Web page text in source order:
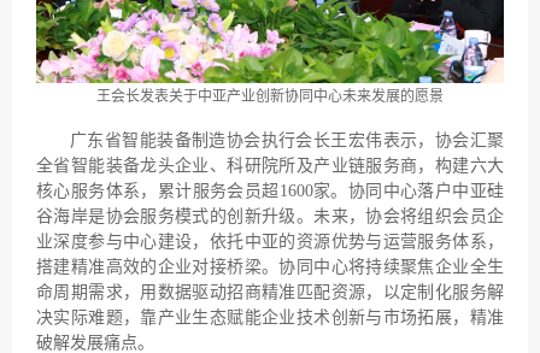
王会长发表关于中亚产业创新协同中心未来发展的愿景
广东省智能装备制造协会执行会长王宏伟表示，协会汇聚
全省智能装备龙头企业、科研院所及产业链服务商，构建六大
核心服务体系，累计服务会员超1600家。协同中心落户中亚硅
谷海岸是协会服务模式的创新升级。未来，协会将组织会员企
业深度参与中心建设，依托中亚的资源优势与运营服务体系，
搭建精准高效的企业对接桥梁。协同中心将持续聚焦企业全生
命周期需求，用数据驱动招商精准匹配资源，以定制化服务解
决实际难题，靠产业生态赋能企业技术创新与市场拓展，精准
破解发展痛点。